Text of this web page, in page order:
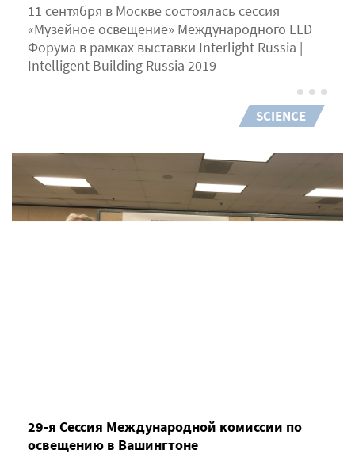
11 сентября в Москве состоялась сессия
«Музейное освещение» Международного LED
Форума в рамках выставки Interlight Russia |
Intelligent Building Russia 2019
SCIENCE
29-я Сессия Международной комиссии по
освещению в Вашингтоне